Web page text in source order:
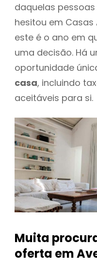
daquelas
hesitou em Casas
este é o ano em
uma decisão. Há
oportunidade
casa, incluindo
aceitáveis para si.
Muita
oferta em